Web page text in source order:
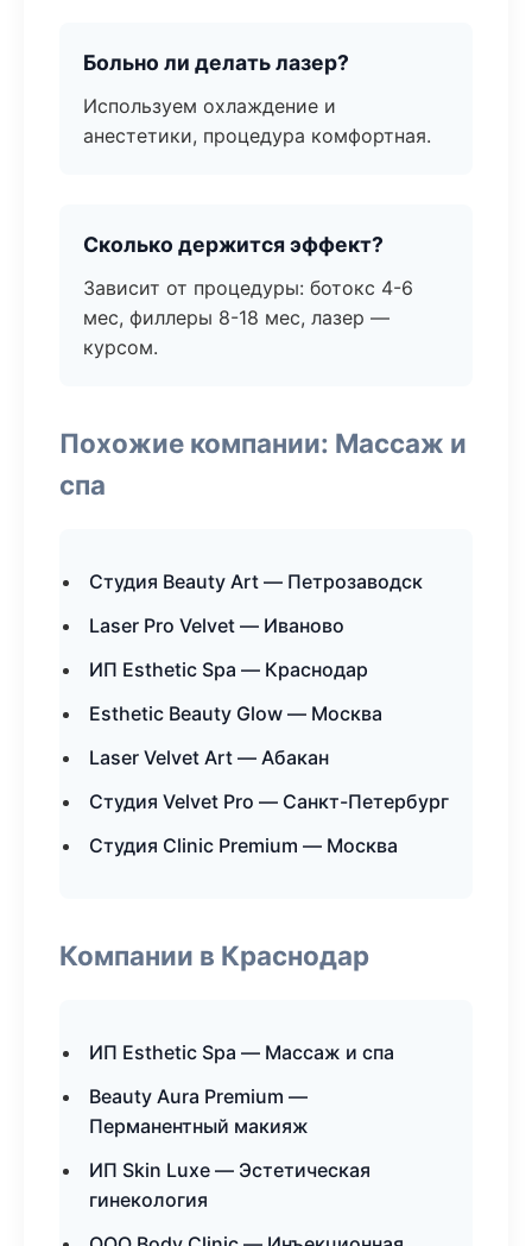
Больно ли делать лазер?
Используем охлаждение и
анестетики, процедура комфортная.
Сколько держится эффект?
Зависит от процедуры: ботокс 4-6
мес, филлеры 8-18 мес, лазер —
курсом.
Похожие компании: Массаж и
спа
Студия Beauty Art — Петрозаводск
Laser Pro Velvet — Иваново
ИП Esthetic Spa — Краснодар
Esthetic Beauty Glow — Москва
Laser Velvet Art — Абакан
Студия Velvet Pro — Санкт-Петербург
Студия Clinic Premium — Москва
Компании в Краснодар
ИП Esthetic Spa — Массаж и спа
Beauty Aura Premium —
Перманентный макияж
ИП Skin Luxe — Эстетическая
гинекология